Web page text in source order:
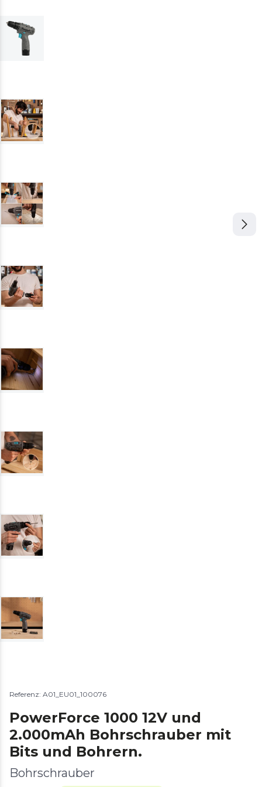
Referenz: A01_EU01_100076
PowerForce 1000 12V und
2.000mAh Bohrschrauber mit
Bits und Bohrern.
Bohrschrauber